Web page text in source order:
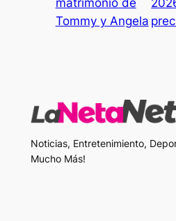
matrimonio de
Tommy y Angela
Noticias, Entretenimiento,
Mucho Más!